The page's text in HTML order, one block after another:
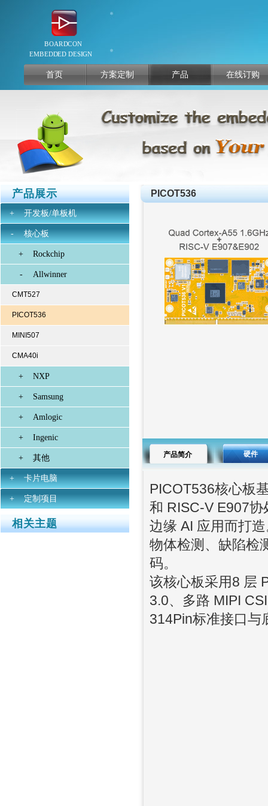
首页 方案定制 产品 在线订购
产品展示
+ 开发板/单板机
- 核心板
+ Rockchip
- Allwinner
CMT527
PICOT536
MINI507
CMA40i
+ NXP
+ Samsung
+ Amlogic
+ Ingenic
+ 其他
+ 卡片电脑
+ 定制项目
相关主题
PICOT536
产品简介 硬件
PICOT536核心板
和 RISC-V E907
边缘 AI 应用而打
物体检测、缺陷检
码。
该核心板采用8 层
3.0、多路 MIPI
314Pin标准接口与